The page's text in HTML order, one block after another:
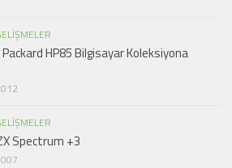
HP85 Bilgisayar Koleksiyona
Spectrum +3